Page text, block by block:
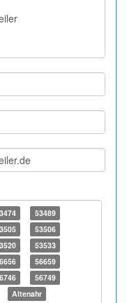
53489
53506
53533
56659
56749
Altenahr